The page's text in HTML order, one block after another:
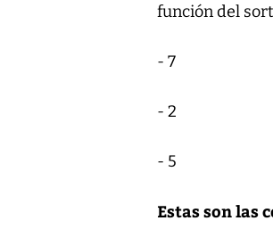
función del
- 7
- 2
- 5
Estas son las